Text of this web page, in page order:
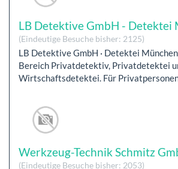
LB Detektive GmbH - Detektei
(Eindeutige Besuche bisher: 2125)
LB Detektive GmbH · Detektei
Bereich Privatdetektiv, Privatdetektei
Wirtschaftsdetektei. Für
Werkzeug-Technik Schmitz
(Eindeutige Besuche bisher: 2053)